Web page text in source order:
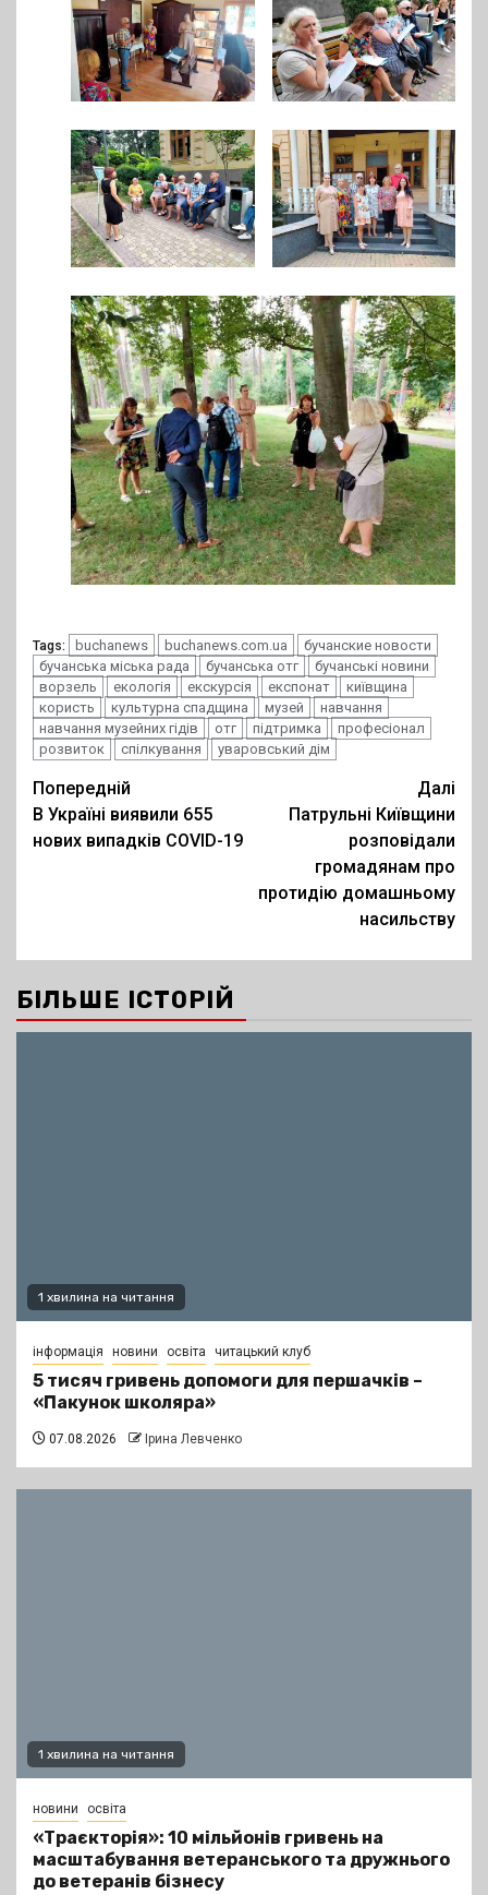
Tags: buchanews buchanews.com.ua
бучанские новости
бучанська міська рада
бучанська отг
бучанські новини
ворзель
екологія екскурсія експонат
київщина
користь
культурна спадщина музей
навчання
навчання музейних гідів
отг підтримка
професіонал
розвиток
спілкування уваровський дім
Post
navigation
Попередній
В Україні виявили 655
нових випадків COVID-19
Далі
Патрульні Київщини
розповідали
громадянам про
протидію домашньому
насильству
БІЛЬШЕ ІСТОРІЙ
1 хвилина на читання
інформація новини освіта читацький клуб
5 тисяч гривень допомоги для першачків –
«Пакунок школяра»
07.08.2026 Ірина Левченко
1 хвилина на читання
новини освіта
«Траєкторія»: 10 мільйонів гривень на
масштабування ветеранського та дружнього
до ветеранів бізнесу